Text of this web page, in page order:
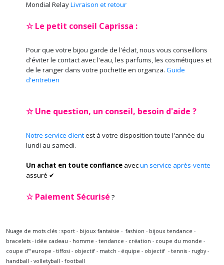
Mondial RelayLivraison et retour
☆ Le petit conseil Caprissa :
Pour que votre bijou garde de l'éclat, nous vous conseillons
d'éviter le contact avec l'eau, les parfums, les cosmétiques et
de le ranger dans votre pochette en organza. Guide
d'entretien
☆ Une question, un conseil, besoin d'aide ?
Notre service clientest à votre disposition toute l'année du
lundi au samedi.
Un achat en toute confiance avecun service après-vente
assuré ✔
☆Paiement Sécurisé ?
Nuage de mots clés : sport - bijoux fantaisie - fashion - bijoux tendance -
bracelets - idée cadeau - homme - tendance - création - coupe du monde -
coupe d'"europe - tiffosi - objectif - match - équipe - objectif - tennis - rugby -
handball - volletyball - football